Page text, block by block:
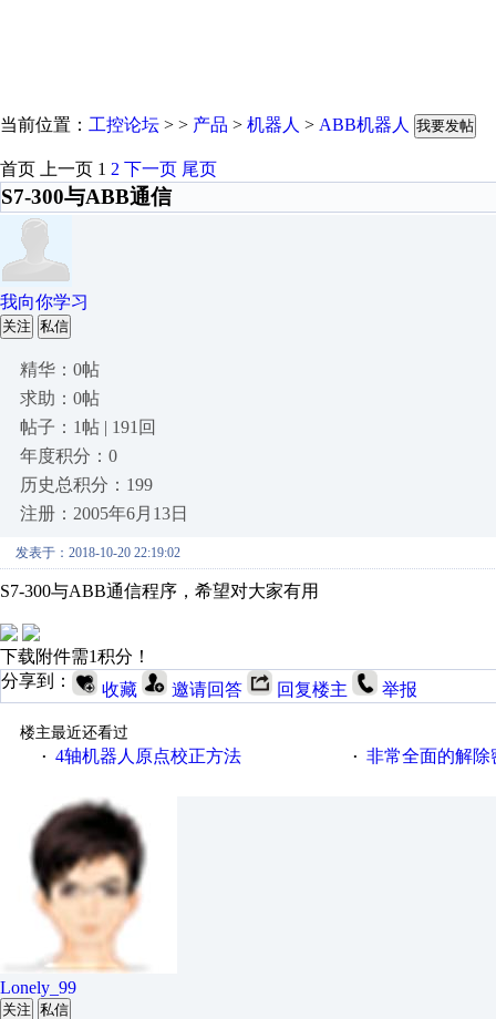
当前位置： 工控论坛 > > 产品 > 机器人 > ABB机器人 我要发帖
首页 上一页 1 2 下一页 尾页
S7-300与ABB通信
我向你学习
关注 私信
精华：0帖
求助：0帖
帖子：1帖 | 191回
年度积分：0
历史总积分：199
注册：2005年6月13日
发表于：2018-10-20 22:19:02
S7-300与ABB通信程序，希望对大家有用
下载附件需1积分！
分享到：
收藏 邀请回答 回复楼主 举报
楼主最近还看过
· 4轴机器人原点校正方法 · 非常全面的解除
Lonely_99
关注 私信